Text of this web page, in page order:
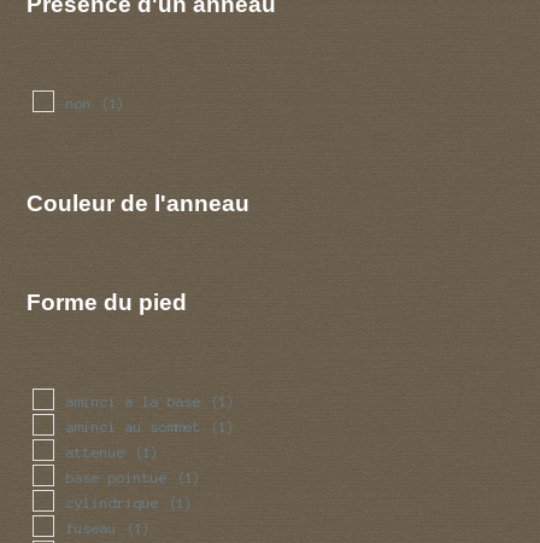
non (1)
Couleur de l'anneau
Forme du pied
aminci a la base (1)
aminci au sommet (1)
attenue (1)
base pointue (1)
cylindrique (1)
fuseau (1)